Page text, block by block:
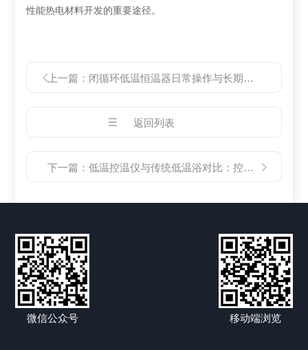
性能热电材料开发的重要途径。
上一篇： 闭循环低温恒温器日常操作与长期养护要点
返回列表
下一篇：低温控温仪与传统低温浴对比：控温精度、能耗及自动化程度深度评测
微信公众号 移动端浏览